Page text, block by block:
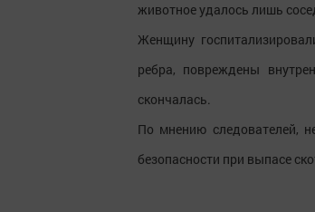
животное удалось лишь
Женщину
ребра, повреждены
скончалась.
По мнению следователей,
безопасности при выпасе